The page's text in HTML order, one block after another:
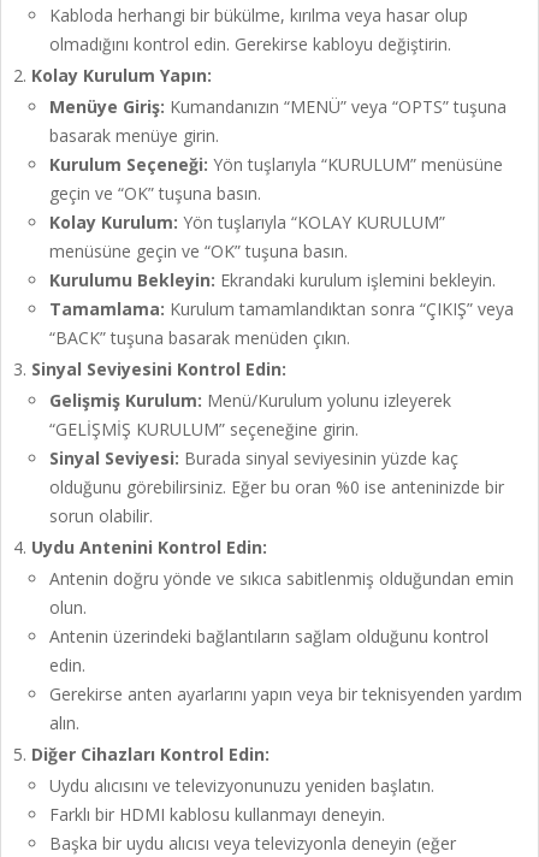
Kabloda herhangi bir bükülme, kırılma veya hasar olup
olmadığını kontrol edin. Gerekirse kabloyu değiştirin.
Kolay Kurulum Yapın:
Menüye Giriş: Kumandanızın “MENÜ” veya “OPTS” tuşuna
basarak menüye girin.
Kurulum Seçeneği: Yön tuşlarıyla “KURULUM” menüsüne
geçin ve “OK” tuşuna basın.
Kolay Kurulum: Yön tuşlarıyla “KOLAY KURULUM”
menüsüne geçin ve “OK” tuşuna basın.
Kurulumu Bekleyin: Ekrandaki kurulum işlemini bekleyin.
Tamamlama: Kurulum tamamlandıktan sonra “ÇIKIŞ” veya
“BACK” tuşuna basarak menüden çıkın.
Sinyal Seviyesini Kontrol Edin:
Gelişmiş Kurulum: Menü/Kurulum yolunu izleyerek
“GELİŞMİŞ KURULUM” seçeneğine girin.
Sinyal Seviyesi: Burada sinyal seviyesinin yüzde kaç
olduğunu görebilirsiniz. Eğer bu oran %0 ise anteninizde bir
sorun olabilir.
Uydu Antenini Kontrol Edin:
Antenin doğru yönde ve sıkıca sabitlenmiş olduğundan emin
olun.
Antenin üzerindeki bağlantıların sağlam olduğunu kontrol
edin.
Gerekirse anten ayarlarını yapın veya bir teknisyenden yardım
alın.
Diğer Cihazları Kontrol Edin:
Uydu alıcısını ve televizyonunuzu yeniden başlatın.
Farklı bir HDMI kablosu kullanmayı deneyin.
Başka bir uydu alıcısı veya televizyonla deneyin (eğer